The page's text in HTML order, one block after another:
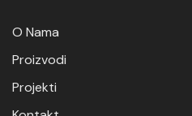
O Nama
Proizvodi
Projekti